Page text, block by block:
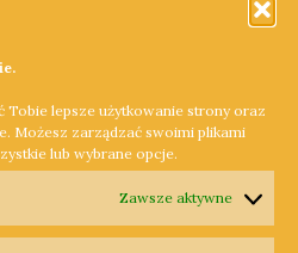
Tobie lepsze użytkowanie strony oraz
Możesz zarządzać swoimi plikami
lub wybrane opcje.
Zawsze aktywne
za przejazd „A2-ką”.
Następny →